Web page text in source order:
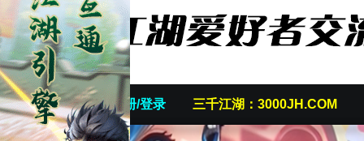
首页 发帖/注册/登录 三千江湖：3000JH.COM